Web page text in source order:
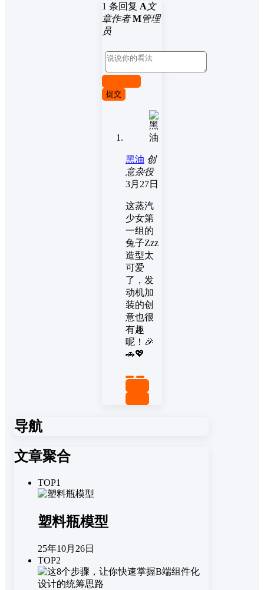
1 条回复 A文
章作者 M管理
员
提交
黑油 创
意杂役
3月27日
这蒸汽
少女第
一组的
兔子Zzz
造型太
可爱
了，发
动机加
装的创
意也很
有趣
呢！🎉
🚗💖
导航
文章聚合
TOP1
塑料瓶模型
25年10月26日
TOP2